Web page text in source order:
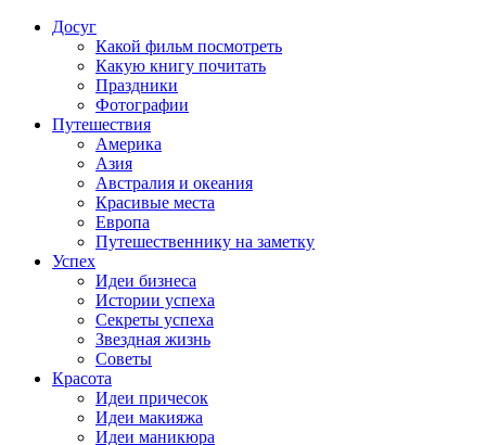
Досуг
Какой фильм посмотреть
Какую книгу почитать
Праздники
Фотографии
Путешествия
Америка
Азия
Австралия и океания
Красивые места
Европа
Путешественнику на заметку
Успех
Идеи бизнеса
Истории успеха
Секреты успеха
Звездная жизнь
Советы
Красота
Идеи причесок
Идеи макияжа
Идеи маникюра